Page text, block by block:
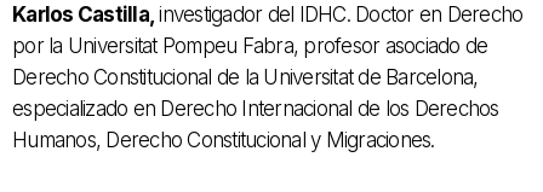
Karlos Castilla,investigador del IDHC. Doctor en Derecho
por la Universitat Pompeu Fabra, profesor asociado de
Derecho Constitucional de la Universitat de Barcelona,
especializado en Derecho Internacional de los Derechos
Humanos, Derecho Constitucional y Migraciones.